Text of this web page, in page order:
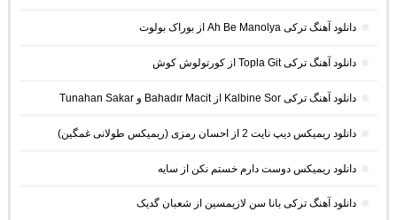
دانلود آهنگ ترکی Ah Be Manolya از بوراک بولوت
دانلود آهنگ ترکی Topla Git از کورتولوش کوش
دانلود آهنگ ترکی Kalbine Sor از Bahadır Macit و Tunahan Sakar
دانلود ریمیکس دیپ نایت 2 از احسان رمزی (ریمیکس طولانی غمگین)
دانلود ریمیکس دوست دارم خستم نکن از سایه
دانلود آهنگ ترکی بانا سن لازیمسین از شعبان گدیک